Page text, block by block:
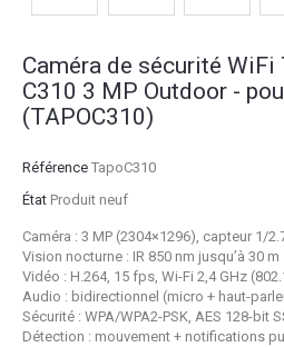
Caméra de sécurité WiFi
C310 3 MP Outdoor -
(TAPOC310)
Référence TapoC310
État Produit neuf
Caméra : 3 MP (2304×1296), capteur 1/
Vision nocturne : IR 850 nm jusqu’à 30 m
Vidéo : H.264, 15 fps, Wi-Fi 2,4 GHz
Audio : bidirectionnel (micro + haut-
Sécurité : WPA/WPA2-PSK, AES 128-bit
Détection : mouvement + notifications